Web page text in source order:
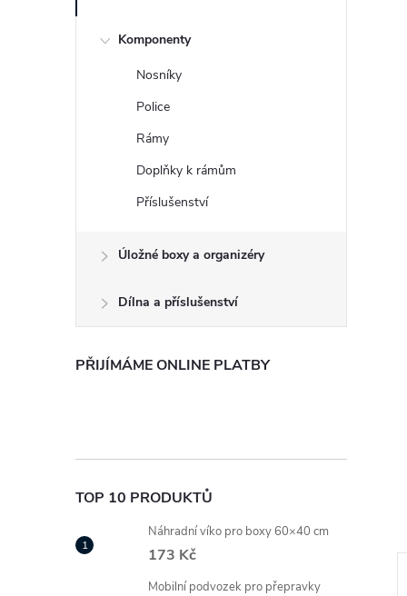
a
Komponenty
Nosníky
Police
Rámy
Doplňky k rámům
Příslušenství
Úložné boxy a organizéry
Dílna a příslušenství
PŘIJÍMÁME ONLINE PLATBY
TOP 10 PRODUKTŮ
Náhradní víko pro boxy 60×40 cm
173 Kč
Mobilní podvozek pro přepravky